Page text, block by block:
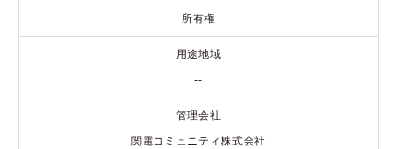
所有権
用途地域
--
管理会社
関電コミュニティ株式会社